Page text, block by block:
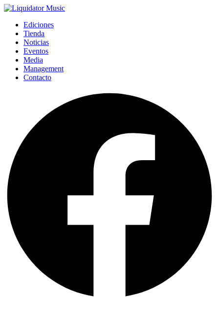
Ediciones
Tienda
Noticias
Eventos
Media
Management
Contacto